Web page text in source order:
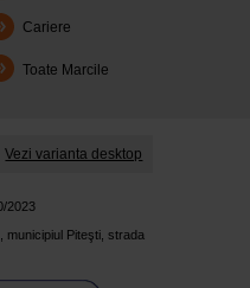
Cariere
Toate Marcile
Vezi varianta desktop
2023
municipiul Piteşti, strada